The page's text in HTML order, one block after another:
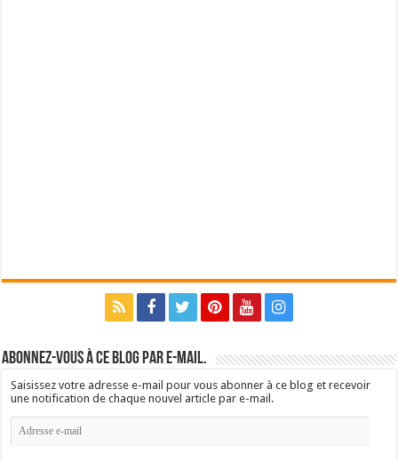
Abonnez-vous à ce blog par e-mail.
Saisissez votre adresse e-mail pour vous abonner à ce blog et recevoir
une notification de chaque nouvel article par e-mail.
Adresse
e-